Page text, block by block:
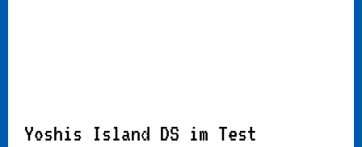
Yoshis Island DS im Test